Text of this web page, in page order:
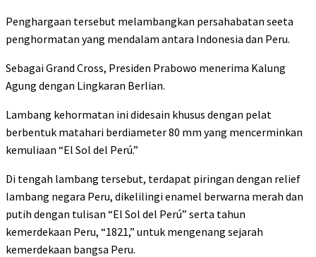
Penghargaan tersebut melambangkan persahabatan seeta
penghormatan yang mendalam antara Indonesia dan Peru.
Sebagai Grand Cross, Presiden Prabowo menerima Kalung
Agung dengan Lingkaran Berlian.
Lambang kehormatan ini didesain khusus dengan pelat
berbentuk matahari berdiameter 80 mm yang mencerminkan
kemuliaan “El Sol del Perú.”
Di tengah lambang tersebut, terdapat piringan dengan relief
lambang negara Peru, dikelilingi enamel berwarna merah dan
putih dengan tulisan “El Sol del Perú” serta tahun
kemerdekaan Peru, “1821,” untuk mengenang sejarah
kemerdekaan bangsa Peru.